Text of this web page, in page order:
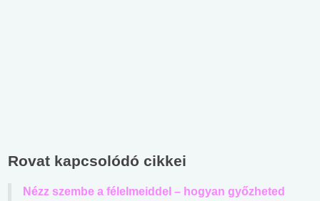
Rovat kapcsolódó cikkei
Nézz szembe a félelmeiddel – hogyan győzheted